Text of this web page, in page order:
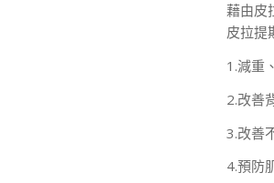
藉由皮
皮拉提
1.減重
2.改善
3.改善
4.預防